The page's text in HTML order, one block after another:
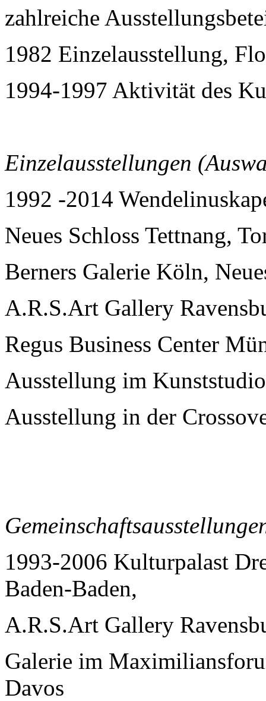
zahlreiche
1982 Einzelausstellung,
1994-1997 Aktivität des
Einzelausstellungen
1992 -2014
Neues Schloss Tettnang,
Berners Galerie Köln,
A.R.S.Art Gallery
Regus Business Center
Ausstellung im
Ausstellung in der
1993-2006 Kulturpalast
Baden-Baden,
A.R.S.Art Gallery
Galerie im
Davos